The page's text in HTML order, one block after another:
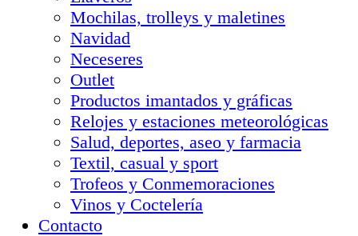
Mochilas, trolleys y maletines
Navidad
Neceseres
Outlet
Productos imantados y gráficas
Relojes y estaciones meteorológicas
Salud, deportes, aseo y farmacia
Textil, casual y sport
Trofeos y Conmemoraciones
Vinos y Coctelería
Contacto